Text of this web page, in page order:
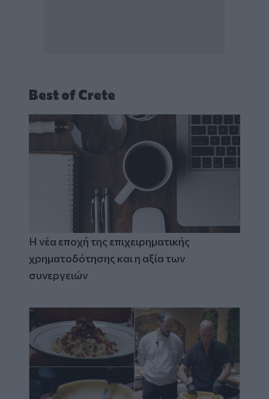
Best of Crete
Η νέα εποχή της επιχειρηματικής
χρηματοδότησης και η αξία των
συνεργειών